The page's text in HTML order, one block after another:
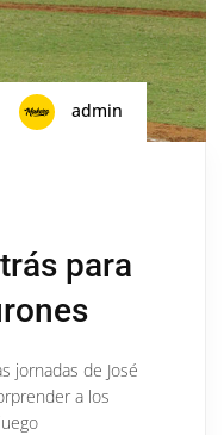
admin
para
jornadas de José
a los